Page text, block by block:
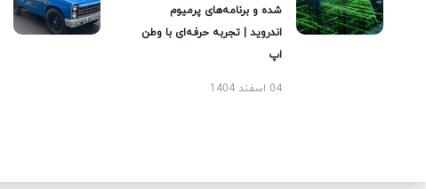
شده و برنامه‌های پرمیوم
اندروید | تجربه حرفه‌ای با وطن
اپ
04 اسفند 1404